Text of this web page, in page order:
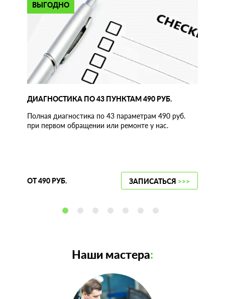
ВЫГОДНО
ДИАГНОСТИКА ПО 43 ПУНКТАМ 490 РУБ.
Полная диагностика по 43 параметрам 490 руб.
при первом обращении или ремонте у нас.
ОТ 490 РУБ. ЗАПИСАТЬСЯ >>>
Наши мастера: